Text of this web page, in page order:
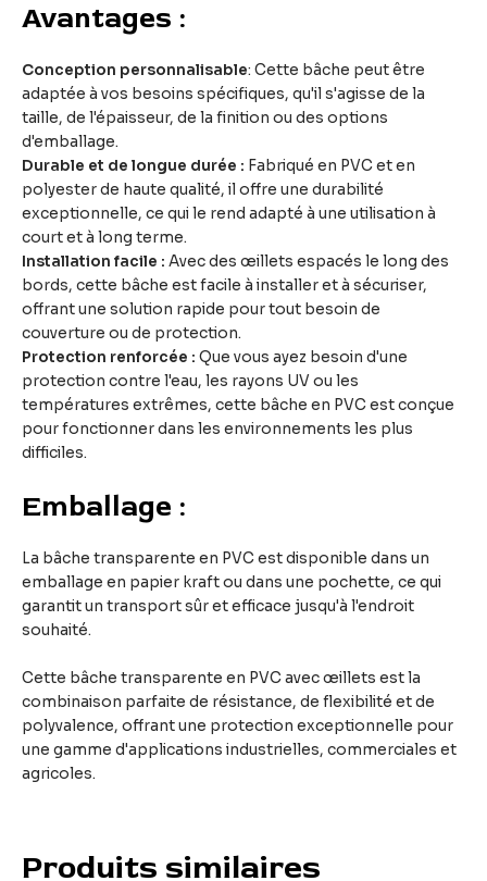
Avantages :
Conception personnalisable: Cette bâche peut être
adaptée à vos besoins spécifiques, qu'il s'agisse de la
taille, de l'épaisseur, de la finition ou des options
d'emballage.
Durable et de longue durée : Fabriqué en PVC et en
polyester de haute qualité, il offre une durabilité
exceptionnelle, ce qui le rend adapté à une utilisation à
court et à long terme.
Installation facile : Avec des œillets espacés le long des
bords, cette bâche est facile à installer et à sécuriser,
offrant une solution rapide pour tout besoin de
couverture ou de protection.
Protection renforcée : Que vous ayez besoin d'une
protection contre l'eau, les rayons UV ou les
températures extrêmes, cette bâche en PVC est conçue
pour fonctionner dans les environnements les plus
difficiles.
Emballage :
La bâche transparente en PVC est disponible dans un
emballage en papier kraft ou dans une pochette, ce qui
garantit un transport sûr et efficace jusqu'à l'endroit
souhaité.
Cette bâche transparente en PVC avec œillets est la
combinaison parfaite de résistance, de flexibilité et de
polyvalence, offrant une protection exceptionnelle pour
une gamme d'applications industrielles, commerciales et
agricoles.
Produits similaires